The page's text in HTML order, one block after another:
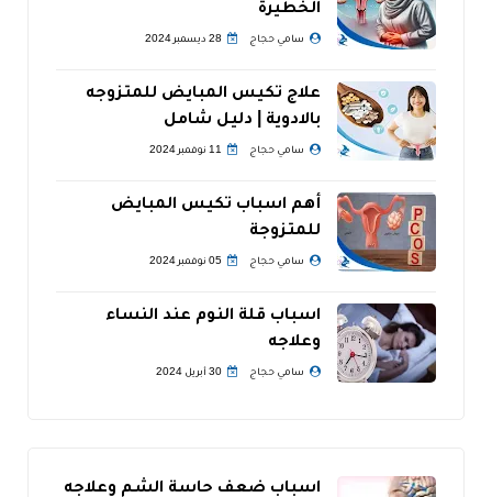
الخطيرة
سامي حجاج 28 ديسمبر 2024
علاج تكيس المبايض للمتزوجه
بالادوية | دليل شامل
سامي حجاج 11 نوفمبر 2024
أهم اسباب تكيس المبايض
للمتزوجة
سامي حجاج 05 نوفمبر 2024
اسباب قلة النوم عند النساء
وعلاجه
سامي حجاج 30 أبريل 2024
اسباب ضعف حاسة الشم وعلاجه